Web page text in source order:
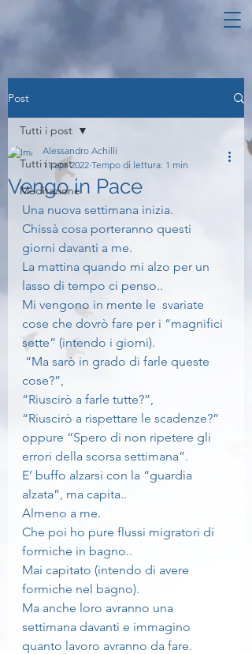
Post
Tutti i post
Meditazione
Tutti i post
Vengo in Pace
Alessandro Achilli
11 apr 2022 Tempo di lettura: 1 min
Una nuova settimana inizia.
Chissà cosa porteranno questi
giorni davanti a me.
La mattina quando mi alzo per un
lasso di tempo ci penso..
Mi vengono in mente le  svariate
cose che dovrò fare per i “magnifici
sette” (intendo i giorni).
cose?”,
“Riuscirò a farle tutte?”,
“Riuscirò a rispettare le scadenze?”
oppure “Spero di non ripetere gli
errori della scorsa settimana”.
E’ buffo alzarsi con la “guardia
alzata”, ma capita..
Almeno a me.
Che poi ho pure flussi migratori di
formiche in bagno..
Mai capitato (intendo di avere
formiche nel bagno).
Ma anche loro avranno una
settimana davanti e immagino
quanto lavoro avranno da fare.